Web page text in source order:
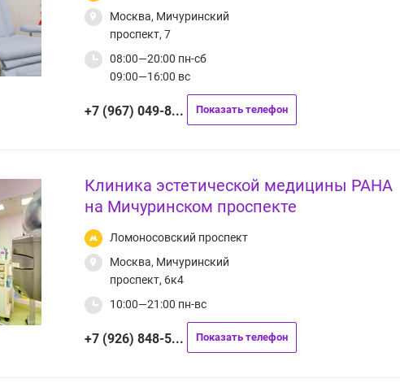
Москва, Мичуринский
проспект, 7
08:00—20:00 пн-сб
09:00—16:00 вс
+7 (967) 049-8... Показать телефон
Клиника эстетической медицины РАНА
на Мичуринском проспекте
Ломоносовский проспект
Москва, Мичуринский
проспект, 6к4
10:00—21:00 пн-вс
+7 (926) 848-5... Показать телефон